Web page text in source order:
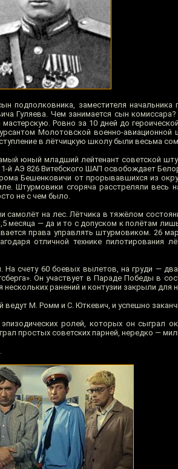
подполковника, заместителя начальника
Гуляева. Чем занимается сын
Ровно за 10 дней до
Молотовской военно-
в лётчицкую школу были весьма
юный младший лейтенант советской
й АЭ 826 Витебского ШАП освобождает
Бешенковичи от прорывавшихся из
Штурмовики сгоряча расстреляли весь
не с чем было.
самолёт на лес. Лётчика в тяжёлом
месяца — да и то с допуском к полётам
права управлять штурмовиком. 26
отличной технике пилотирования
На счету 60 боевых вылетов, на груди —
Он участвует в Параде Победы в
ранений и контузии закрыли для
М. Ромм и С. Юткевич, и успешно
ролей, которых он сыграл
простых советских парней, нередко —